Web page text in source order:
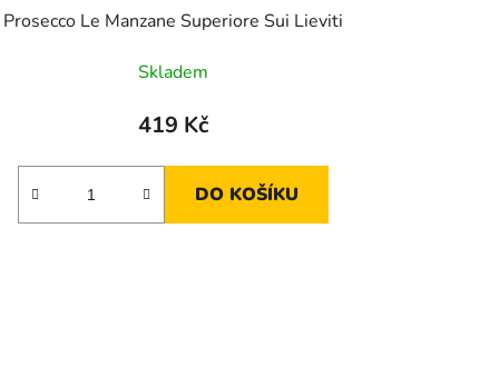
Prosecco Le Manzane Superiore Sui Lieviti
Skladem
419 Kč
DO KOŠÍKU